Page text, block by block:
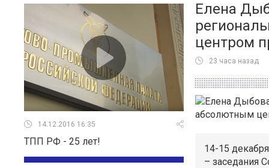
14.12.2016 16:35
ТПП РФ - 25 лет!
Елена
центром
23 часа назад
14-15
– заседания